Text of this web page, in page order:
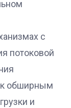
с
потоковой
к обширным
и